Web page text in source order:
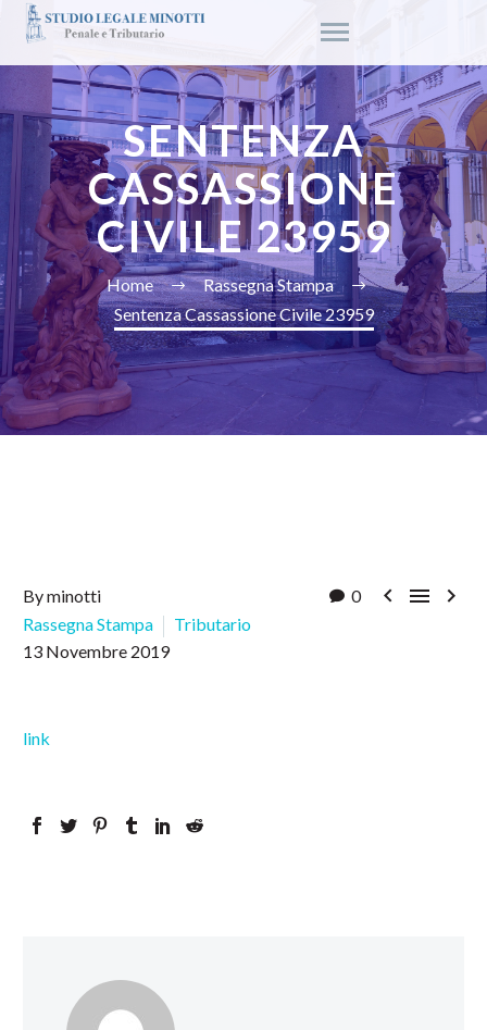
SENTENZA
CASSASSIONE
CIVILE 23959
Home
Rassegna Stampa
Sentenza Cassassione Civile 23959
0   
By minotti
Rassegna Stampa
Tributario
13 Novembre 2019
link